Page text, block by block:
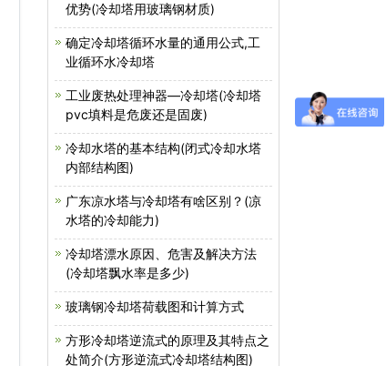
优势(冷却塔用玻璃钢材质)
确定冷却塔循环水量的通用公式,工
业循环水冷却塔
工业废热处理神器—冷却塔(冷却塔
pvc填料是危废还是固废)
冷却水塔的基本结构(闭式冷却水塔
内部结构图)
广东凉水塔与冷却塔有啥区别？(凉
水塔的冷却能力)
冷却塔漂水原因、危害及解决方法
(冷却塔飘水率是多少)
玻璃钢冷却塔荷载图和计算方式
方形冷却塔逆流式的原理及其特点之
处简介(方形逆流式冷却塔结构图)